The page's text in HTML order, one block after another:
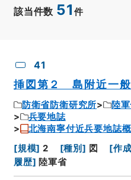
該当件数 51 件
41
挿図第２ 島附近一
防衛省防衛研究所 陸
兵要地誌
北海南寧付近兵要地誌
[規模] 2 [種別 ] 図 [作
履歴] 陸軍省